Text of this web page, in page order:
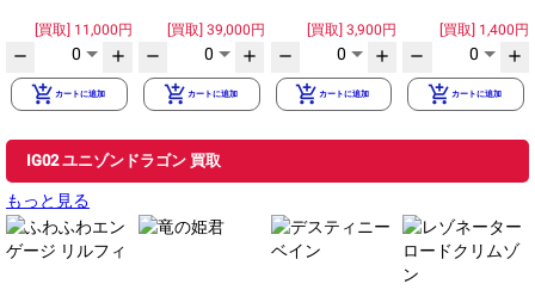
11,000円
remove 0 add
add_shopping_cart カートに追加
39,000円
remove 0 add
add_shopping_cart カートに追加
3,900円
remove 0 add
add_shopping_cartカートに追加
1,400円
remove 0 add
add_shopping_cartカートに追加
IG02 ユニゾンドラゴン 買取
もっと見る